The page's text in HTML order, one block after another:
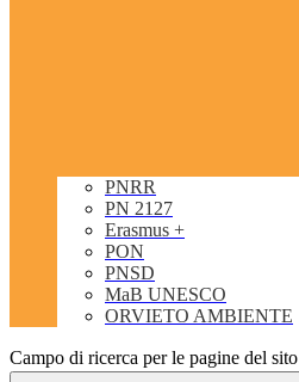
PNRR
PN 2127
Erasmus +
PON
PNSD
MaB UNESCO
ORVIETO AMBIENTE
Campo di ricerca per le pagine del sito